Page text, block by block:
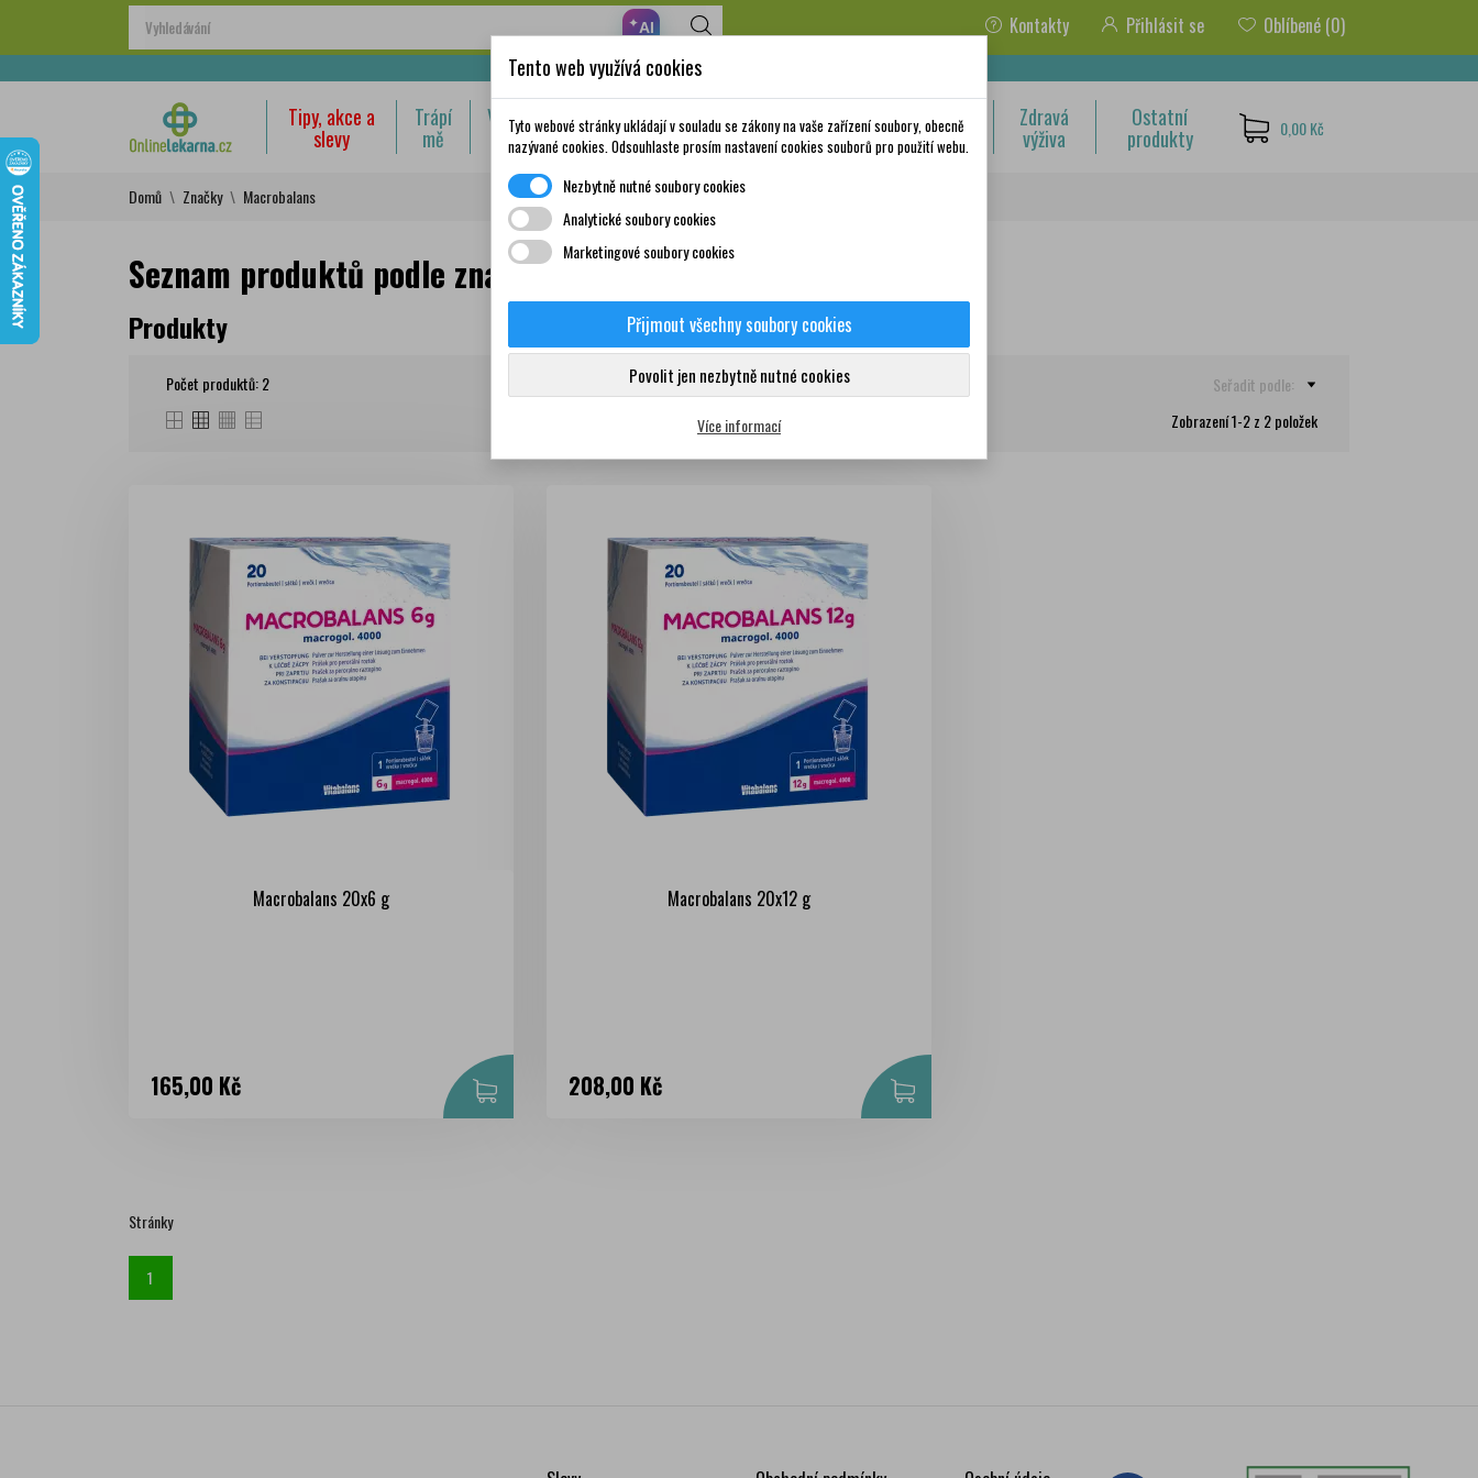
✦AI Kontakty Přihlásit se Oblíbené (0)
Nakupte za 999,- Kč a získáte dopravu zdarma!
Tipy, akce a
slevy
Trápí
mě
Volně prodejné
léky
Doplňky stravy a
vitamíny
Matka a
dítě
Krása a
péče
Zdravá
výživa
Ostatní
produkty 0,00 Kč
Domů Značky Macrobalans
Seznam produktů podle značky Macrobalans
Produkty
Počet produktů: 2
Seřadit podle:
Zobrazení 1-2 z 2 položek
Macrobalans 20x6 g
Cena
165,00 Kč
Macrobalans 20x12 g
Cena
208,00 Kč
Stránky
1
Tento web využívá cookies
Tyto webové stránky ukládají v souladu se zákony na vaše zařízení soubory, obecně
nazývané cookies. Odsouhlaste prosím nastavení cookies souborů pro použití webu.
Nezbytně nutné soubory cookies
Analytické soubory cookies
Marketingové soubory cookies
Přijmout všechny soubory cookies
Povolit jen nezbytně nutné cookies
Více informací